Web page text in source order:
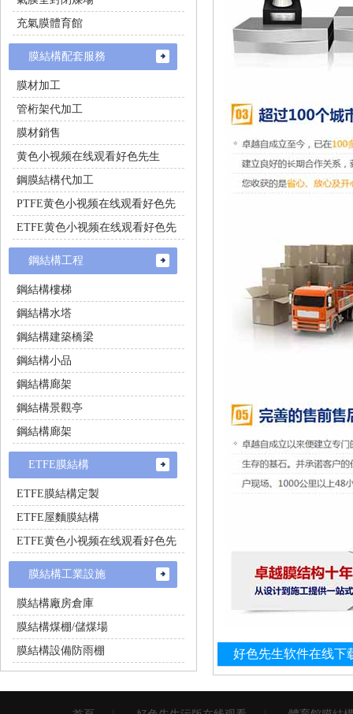
好色先生软件在线下
充氣膜體育館
膜結構配套服務
膜材加工
管桁架代加工
膜材銷售
黄色小视频在线观看好色先生
鋼膜結構代加工
PTFE黄色小视频在线观看好色先
生施工
ETFE黄色小视频在线观看好色先
生施工
鋼結構工程
鋼結構樓梯
鋼結構水塔
鋼結構建築橋梁
鋼結構小品
鋼結構廊架
鋼結構景觀亭
鋼結構廊架
ETFE膜結構
ETFE膜結構定製
ETFE屋麵膜結構
ETFE黄色小视频在线观看好色先
生
膜結構工業設施
膜結構廠房倉庫
膜結構煤棚/儲煤場
膜結構設備防雨棚